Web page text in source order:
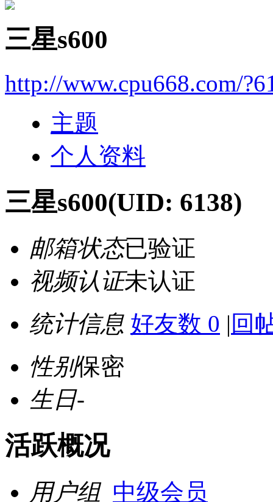
三星s600
http://www.cpu668.com/
主题
个人资料
三星s600(UID: 6138)
邮箱状态已验证
视频认证未认证
统计信息 好友数 0 | 回
性别保密
生日-
活跃概况
用户组 中级会员